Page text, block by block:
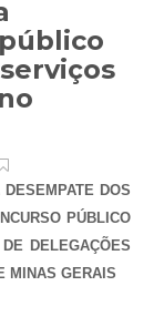
DOS
PÚBLICO
DELEGAÇÕES
MINAS GERAIS